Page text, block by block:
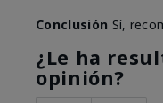
Conclusión Sí,
¿Le ha
opinión?